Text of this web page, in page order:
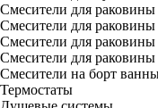
Смесители для раковины
Смесители для раковины
Смесители для раковины
Смесители для
Смесители на борт
Термостаты